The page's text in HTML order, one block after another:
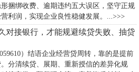
捆绑收费、逾期违约五大误区，坚守正规
利润，实现企业良性稳健发展。...>>>
对接银行，才能规避续贷失败、抽贷
）​结语企业经营贷周转，靠的是提前
分清续贷、展期、重新授信的差异化规